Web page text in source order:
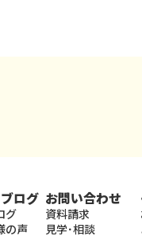
ログ
グ
の声
お問い合わせ
資料請求
見学･相談